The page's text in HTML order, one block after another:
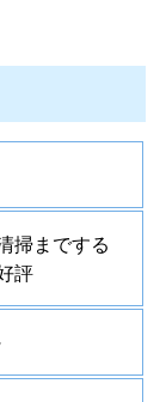
掃までする
評